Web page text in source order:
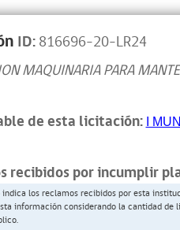
ID:816696-20-LR24
MAQUINARIA PARA
de esta licitación:I
recibidos por incumplir
indica los reclamos recibidos por esta
información considerando la cantidad